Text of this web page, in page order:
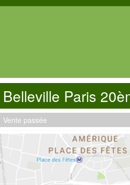
Paris
Vente passée